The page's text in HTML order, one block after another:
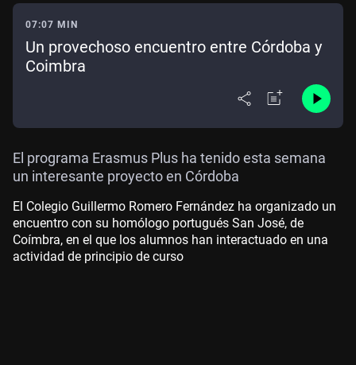
07:07 MIN
Un provechoso encuentro entre Córdoba y
Coimbra
El programa Erasmus Plus ha tenido esta semana
un interesante proyecto en Córdoba
El Colegio Guillermo Romero Fernández ha organizado un
encuentro con su homólogo portugués San José, de
Coímbra, en el que los alumnos han interactuado en una
actividad de principio de curso